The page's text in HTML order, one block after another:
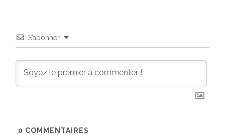
S’abonner
0 COMMENTAIRES